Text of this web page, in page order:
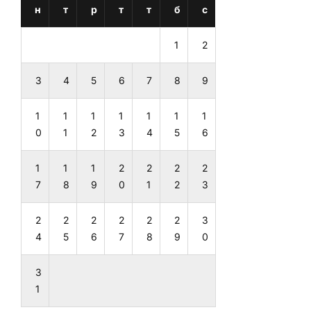
н
т
р
т
т
б
с
1 2
3 4 5 6 7 8 9
1
0
1
1
1
2
1
3
1
4
1
5
1
6
1
7
1
8
1
9
2
0
2
1
2
2
2
3
2
4
2
5
2
6
2
7
2
8
2
9
3
0
3
1